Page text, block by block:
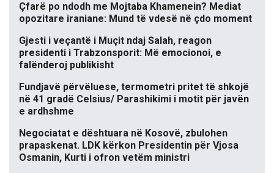
Çfarë po ndodh me Mojtaba Khamenein? Mediat
opozitare iraniane: Mund të vdesë në çdo moment
Gjesti i veçantë i Muçit ndaj Salah, reagon
presidenti i Trabzonsporit: Më emocionoi, e
falënderoj publikisht
Fundjavë përvëluese, termometri pritet të shkojë
në 41 gradë Celsius/ Parashikimi i motit për javën
e ardhshme
Negociatat e dështuara në Kosovë, zbulohen
prapaskenat. LDK kërkon Presidentin për Vjosa
Osmanin, Kurti i ofron vetëm ministri